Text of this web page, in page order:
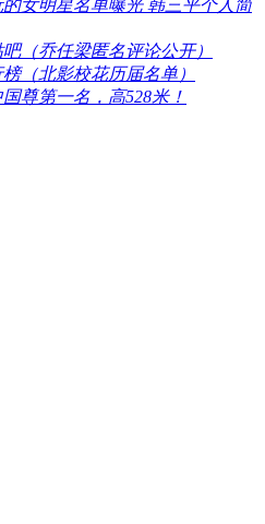
女明星名单曝光 韩三平个人简
（乔任梁匿名评论公开）
（北影校花历届名单）
尊第一名，高528米！